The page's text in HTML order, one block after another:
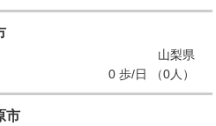
山梨県
0 歩/日 （0人）
市